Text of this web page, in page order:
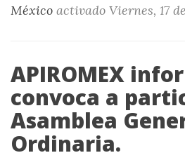
México activado Viernes, 17
APIROMEX
convoca a
Asamblea
Ordinaria.